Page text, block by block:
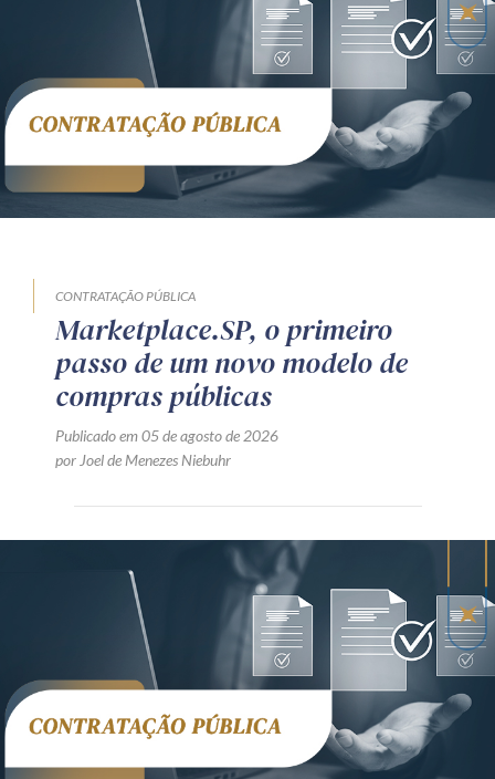
CONTRATAÇÃO PÚBLICA
Marketplace.SP, o primeiro
passo de um novo modelo de
compras públicas
Publicado em 05 de agosto de 2026
por Joel de Menezes Niebuhr